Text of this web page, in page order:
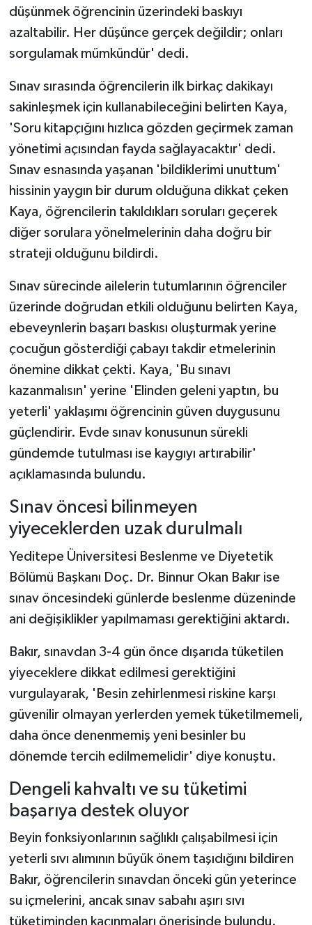
düşünmek öğrencinin üzerindeki baskıyı
azaltabilir. Her düşünce gerçek değildir; onları
sorgulamak mümkündür' dedi.
Sınav sırasında öğrencilerin ilk birkaç dakikayı
sakinleşmek için kullanabileceğini belirten Kaya,
'Soru kitapçığını hızlıca gözden geçirmek zaman
yönetimi açısından fayda sağlayacaktır' dedi.
Sınav esnasında yaşanan 'bildiklerimi unuttum'
hissinin yaygın bir durum olduğuna dikkat çeken
Kaya, öğrencilerin takıldıkları soruları geçerek
diğer sorulara yönelmelerinin daha doğru bir
strateji olduğunu bildirdi.
Sınav sürecinde ailelerin tutumlarının öğrenciler
üzerinde doğrudan etkili olduğunu belirten Kaya,
ebeveynlerin başarı baskısı oluşturmak yerine
çocuğun gösterdiği çabayı takdir etmelerinin
önemine dikkat çekti. Kaya, 'Bu sınavı
kazanmalısın' yerine 'Elinden geleni yaptın, bu
yeterli' yaklaşımı öğrencinin güven duygusunu
güçlendirir. Evde sınav konusunun sürekli
gündemde tutulması ise kaygıyı artırabilir'
açıklamasında bulundu.
Sınav öncesi bilinmeyen
yiyeceklerden uzak durulmalı
Yeditepe Üniversitesi Beslenme ve Diyetetik
Bölümü Başkanı Doç. Dr. Binnur Okan Bakır ise
sınav öncesindeki günlerde beslenme düzeninde
ani değişiklikler yapılmaması gerektiğini aktardı.
Bakır, sınavdan 3-4 gün önce dışarıda tüketilen
yiyeceklere dikkat edilmesi gerektiğini
vurgulayarak, 'Besin zehirlenmesi riskine karşı
güvenilir olmayan yerlerden yemek tüketilmemeli,
daha önce denenmemiş yeni besinler bu
dönemde tercih edilmemelidir' diye konuştu.
Dengeli kahvaltı ve su tüketimi
başarıya destek oluyor
Beyin fonksiyonlarının sağlıklı çalışabilmesi için
yeterli sıvı alımının büyük önem taşıdığını bildiren
Bakır, öğrencilerin sınavdan önceki gün yeterince
su içmelerini, ancak sınav sabahı aşırı sıvı
tüketiminden kaçınmaları önerisinde bulundu.